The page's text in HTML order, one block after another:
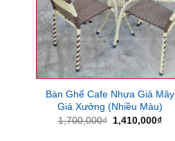
Bàn Ghế Cafe Nhựa Giả Mây
Giá Xưởng (Nhiều Màu)
1,700,000₫ Giá
1,410,000₫Giá